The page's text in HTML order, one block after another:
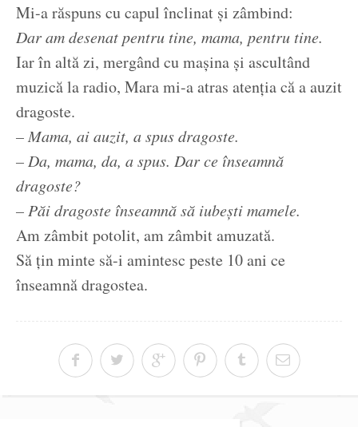
Mi-a răspuns cu capul înclinat și zâmbind:
Dar am desenat pentru tine, mama, pentru tine.
Iar în altă zi, mergând cu mașina și ascultând
muzică la radio, Mara mi-a atras atenția că a auzit
dragoste.
– Mama, ai auzit, a spus dragoste.
– Da, mama, da, a spus. Dar ce înseamnă
dragoste?
– Păi dragoste înseamnă să iubești mamele.
Am zâmbit potolit, am zâmbit amuzată.
Să țin minte să-i amintesc peste 10 ani ce
înseamnă dragostea.